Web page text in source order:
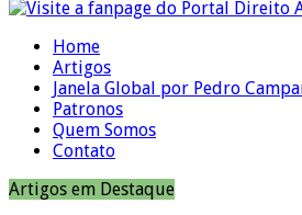
Home
Artigos
Janela Global por Pedro
Patronos
Quem Somos
Contato
Artigos em Destaque